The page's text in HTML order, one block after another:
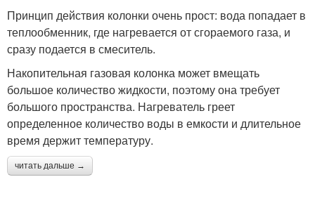
Принцип действия колонки очень прост: вода попадает в
теплообменник, где нагревается от сгораемого газа, и
сразу подается в смеситель.
Накопительная газовая колонка может вмещать
большое количество жидкости, поэтому она требует
большого пространства. Нагреватель греет
определенное количество воды в емкости и длительное
время держит температуру.
читать дальше →